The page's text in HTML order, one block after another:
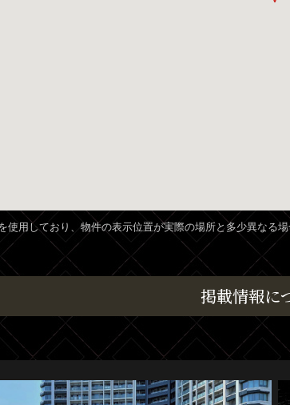
用しており、物件の表示位置が実際の場所と多少異なる
掲載情報に